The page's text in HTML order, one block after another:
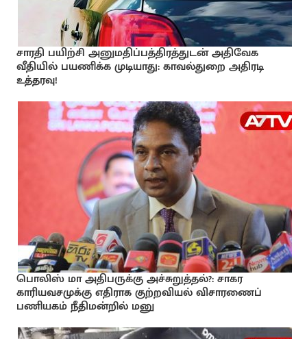
சாரதி பயிற்சி அனுமதிப்பத்திரத்துடன் அதிவேக
வீதியில் பயணிக்க முடியாது: காவல்துறை அதிரடி
உத்தரவு!
பொலிஸ் மா அதிபருக்கு அச்சுறுத்தல்?: சாகர
காரியவசமுக்கு எதிராக குற்றவியல் விசாரணைப்
பணியகம் நீதிமன்றில் மனு